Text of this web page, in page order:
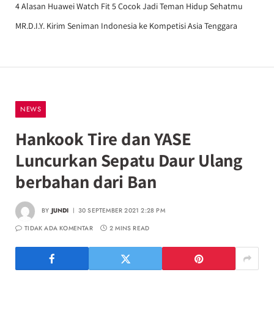
4 Alasan Huawei Watch Fit 5 Cocok Jadi Teman Hidup Sehatmu
MR.D.I.Y. Kirim Seniman Indonesia ke Kompetisi Asia Tenggara
NEWS
Hankook Tire dan YASE
Luncurkan Sepatu Daur Ulang
berbahan dari Ban
BY JUNDI
30 SEPTEMBER 2021 2:28 PM
TIDAK ADA KOMENTAR
2 MINS READ